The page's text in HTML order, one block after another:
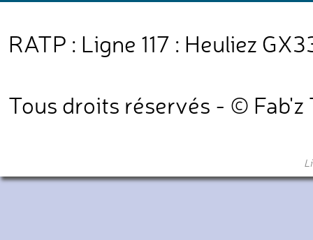
RATP : Ligne 117 : Heuliez
Tous droits réservés - © Fab'z